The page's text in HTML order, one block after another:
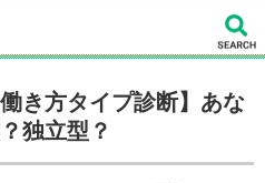
働き方タイプ診断】あな
独立型？